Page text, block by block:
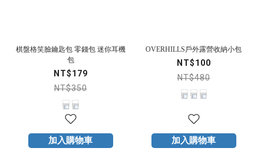
棋盤格笑臉鑰匙包 零錢包 迷你耳機
包
NT$179
NT$350
加入購物車
OVERHILLS戶外露營收納小包
NT$100
NT$480
加入購物車